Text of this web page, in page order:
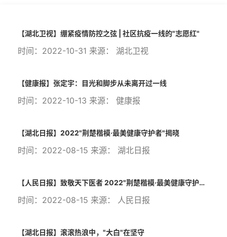
【湖北卫视】绷紧疫情防控之弦 | 社区抗疫一线的"志愿红"
时间：2022-10-31 来源： 湖北卫视
【健康报】张定宇：目光和脚步从未离开过一线
时间：2022-10-13 来源： 健康报
【湖北日报】2022"荆楚楷模·最美健康守护者"揭晓
时间：2022-08-15 来源： 湖北日报
【人民日报】致敬天下医者 2022"荆楚楷模·最美健康守护者"揭晓
时间：2022-08-15 来源： 人民日报
【湖北日报】滚滚热浪中，"大白"在坚守